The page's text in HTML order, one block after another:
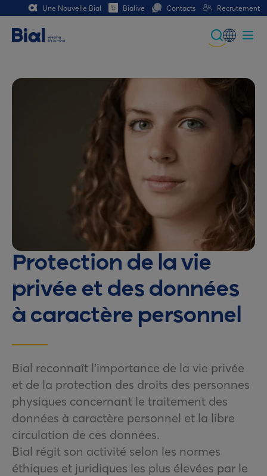
Une Nouvelle Bial Bialive Contacts Recrutement
Portuguese
Spanish
Italian
French (CH)
Protection de la vie
privée et des données
à caractère personnel
Bial reconnaît l’importance de la vie privée
et de la protection des droits des personnes
physiques concernant le traitement des
données à caractère personnel et la libre
circulation de ces données.
Bial régit son activité selon les normes
éthiques et juridiques les plus élevées par le